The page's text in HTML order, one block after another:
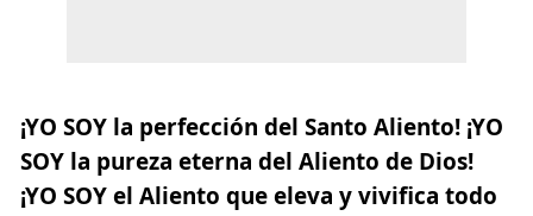
¡YO SOY la perfección del Santo Aliento! ¡YO
SOY la pureza eterna del Aliento de Dios!
¡YO SOY el Aliento que eleva y vivifica todo